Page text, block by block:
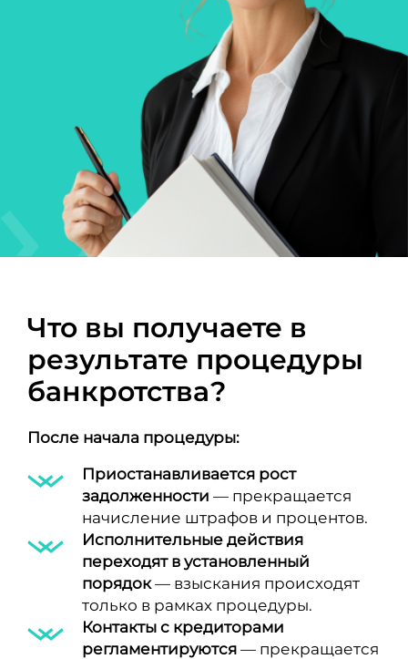
Что вы получаете в
результате процедуры
банкротства?
После начала процедуры:
Приостанавливается рост
задолженности — прекращается
начисление штрафов и процентов.
Исполнительные действия
переходят в установленный
порядок— взыскания происходят
только в рамках процедуры.
Контакты с кредиторами
регламентируются— прекращается